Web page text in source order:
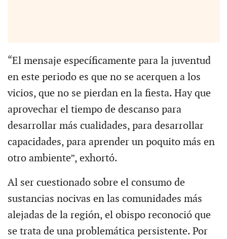
“El mensaje específicamente para la juventud
en este periodo es que no se acerquen a los
vicios, que no se pierdan en la fiesta. Hay que
aprovechar el tiempo de descanso para
desarrollar más cualidades, para desarrollar
capacidades, para aprender un poquito más en
otro ambiente”, exhortó.
Al ser cuestionado sobre el consumo de
sustancias nocivas en las comunidades más
alejadas de la región, el obispo reconoció que
se trata de una problemática persistente. Por